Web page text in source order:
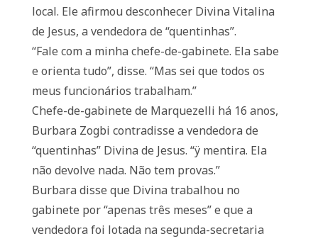
local. Ele afirmou desconhecer Divina Vitalina
de Jesus, a vendedora de “quentinhas”.
“Fale com a minha chefe-de-gabinete. Ela sabe
e orienta tudo”, disse. “Mas sei que todos os
meus funcionários trabalham.”
Chefe-de-gabinete de Marquezelli há 16 anos,
Burbara Zogbi contradisse a vendedora de
“quentinhas” Divina de Jesus. “ÿ mentira. Ela
não devolve nada. Não tem provas.”
Burbara disse que Divina trabalhou no
gabinete por “apenas três meses” e que a
vendedora foi lotada na segunda-secretaria